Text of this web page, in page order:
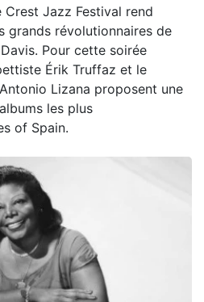
Jazz Festival rend
grands révolutionnaires de
Pour cette soirée
Érik Truffaz et le
Lizana proposent une
les plus
of Spain.